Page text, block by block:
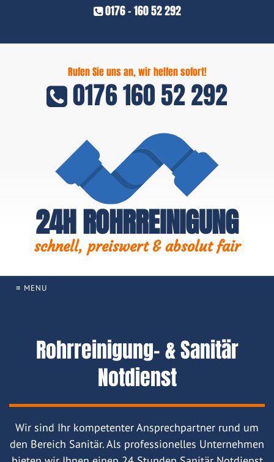
0176 - 160 52 292
Rufen Sie uns an, wir helfen sofort!
0176 160 52 292
24H ROHRREINIGUNG
schnell, preiswert & absolut fair
≡ MENU
Rohrreinigung- & Sanitär
Notdienst
Wir sind Ihr kompetenter Ansprechpartner rund um
den Bereich Sanitär. Als professionelles Unternehmen